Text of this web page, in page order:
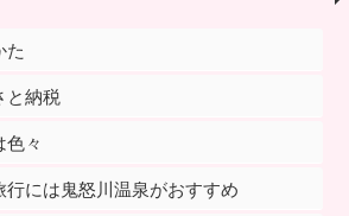
た
と納税
色々
には鬼怒川温泉がおすすめ